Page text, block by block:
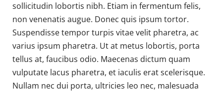
sollicitudin lobortis nibh. Etiam in fermentum felis,
non venenatis augue. Donec quis ipsum tortor.
Suspendisse tempor turpis vitae velit pharetra, ac
varius ipsum pharetra. Ut at metus lobortis, porta
tellus at, faucibus odio. Maecenas dictum quam
vulputate lacus pharetra, et iaculis erat scelerisque.
Nullam nec dui porta, ultricies leo nec, malesuada